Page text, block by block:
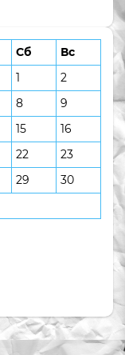
Сб
Вс
1
2
8
9
15
16
22
23
29
30